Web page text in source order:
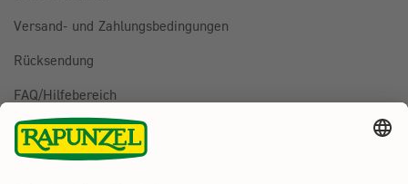
Versand- und Zahlungsbedingungen
Rücksendung
FAQ/Hilfebereich
BESTELLUNG WIDERRUFEN